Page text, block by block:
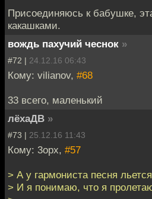
Присоединяюсь к бабушке,
какашками.
вождь пахучий чеснок »
#72 | 24.12.16 06:43
Кому: vilianov, #68
33 всего, маленький
лёхаДВ »
#73 | 25.12.16 11:43
Кому: 3opx, #57
> А у гармониста песня
> И я понимаю, что я